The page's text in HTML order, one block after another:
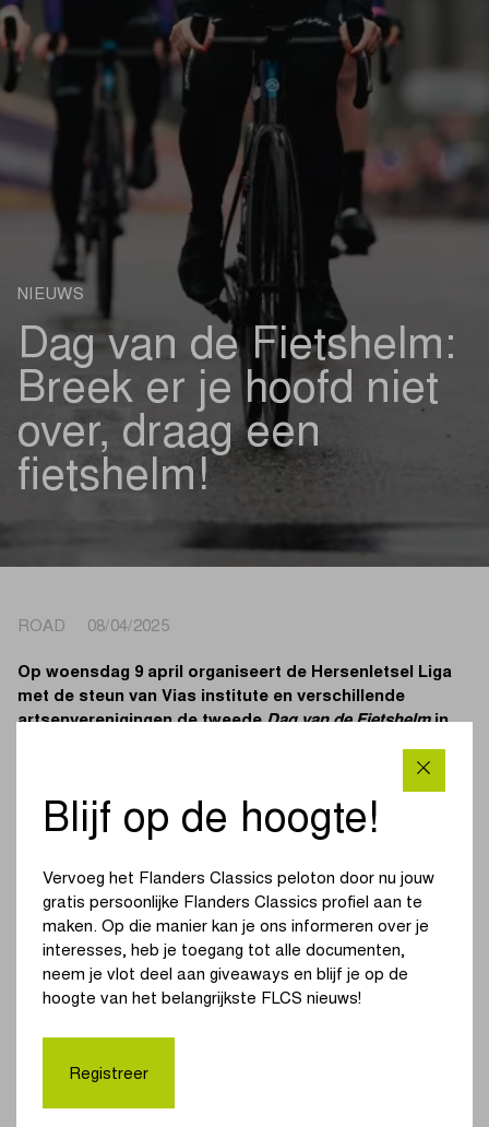
NIEUWS
Dag van de Fietshelm:
Breek er je hoofd niet
over, draag een
fietshelm!
ROAD 08/04/2025
Op woensdag 9 april organiseert de Hersenletsel Liga
met de steun van Vias institute en verschillende
artsenverenigingen de tweedeDag van de Fietshelmin
Fietsen is gezond en populair, maar helaas ontvangen
ziekenhuizen dagelijks fietsers met hoofdletsels na een val.
Bij een kwart van de gehospitaliseerde fietsers is een
letsels kunnen ernstige en blijvende gevolgen hebben, zowel
fysiek als mentaal. Een geschikte fietshelm kan dat risico
sterk verminderen. Onderzoek toont aan dat het dragen
van een helm de kans op ernstig hoofdletsel met 60%
In België leven naar schatting 300.000 mensen met een niet-
het brede publiek nauwelijks gekend. De Hersenletsel Liga
wil daar met deze campagne verandering in brengen. Door
Blijf op de hoogte!
Vervoeg het Flanders Classics peloton door nu jouw
gratis persoonlijke Flanders Classics profiel aan te
maken. Op die manier kan je ons informeren over je
interesses, heb je toegang tot alle documenten,
neem je vlot deel aan giveaways en blijf je op de
hoogte van het belangrijkste FLCS nieuws!
Registreer